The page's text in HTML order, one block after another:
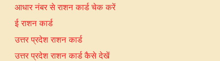
आधार नंबर से राशन कार्ड चेक करें
ई राशन कार्ड
उत्तर प्रदेश राशन कार्ड
उत्तर प्रदेश राशन कार्ड कैसे देखें